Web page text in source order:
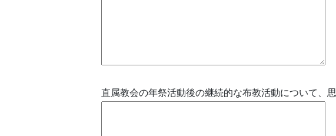
直属教会の年祭活動後の継続的な布教活動について、